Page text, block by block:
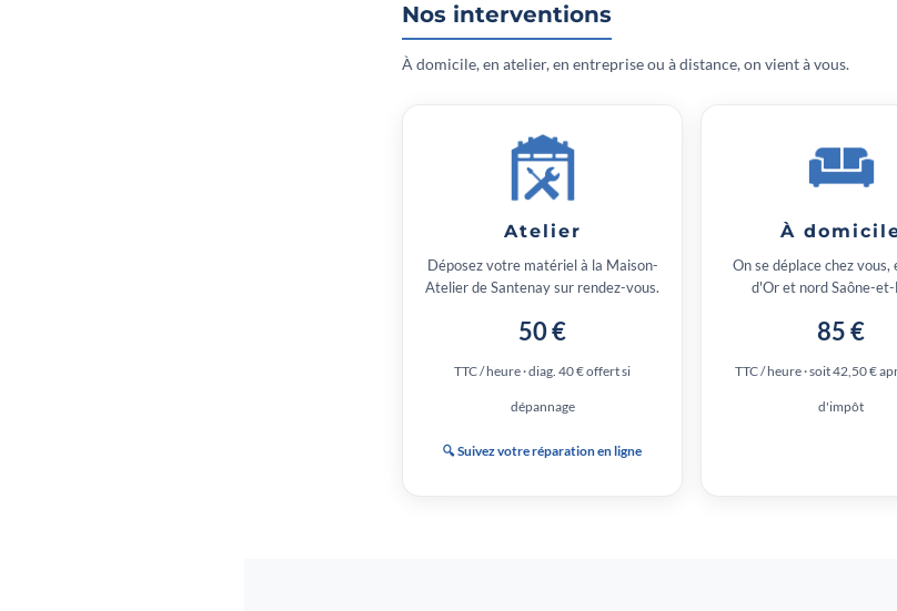
Nos interventions
À domicile, en atelier, en entreprise ou à distance, on vient à vous.
Atelier
Déposez votre matériel à la Maison-
Atelier de Santenay sur rendez-vous.
50 €
TTC / heure · diag. 40 € offert si
dépannage
🔍 Suivez votre réparation en ligne
À
On se déplace chez vous,
d'Or et nord Saône-et-
85 €
TTC / heure · soit 42,50 €
d'impôt